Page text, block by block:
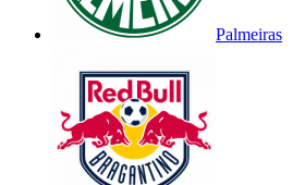
Palmeiras